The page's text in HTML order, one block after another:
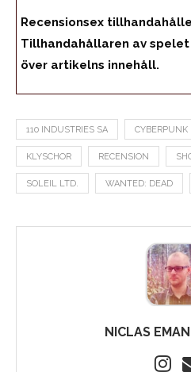
Recensionsex
Tillhandahållaren av
över artikelns innehåll.
110 INDUSTRIES SA CYBERPUNK
KLYSCHOR RECENSION
SOLEIL LTD. WANTED: DEAD
NICLAS